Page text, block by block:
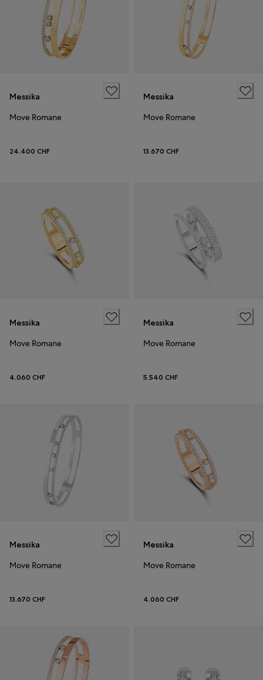
Messika
Move Romane
24.400 CHF
Messika
Move Romane
13.670 CHF
Messika
Move Romane
4.060 CHF
Messika
Move Romane
5.540 CHF
Messika
Move Romane
13.670 CHF
Messika
Move Romane
4.060 CHF